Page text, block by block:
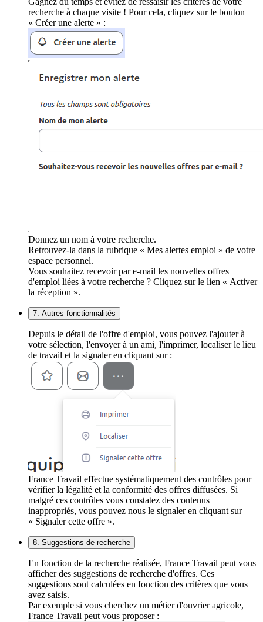
recherche à chaque visite ! Pour cela, cliquez sur le bouton
« Créer une alerte » :
Donnez un nom à votre recherche.
Retrouvez-la dans la rubrique « Mes alertes emploi » de votre
espace personnel.
Vous souhaitez recevoir par e-mail les nouvelles offres
d'emploi liées à votre recherche ? Cliquez sur le lien « Activer
la réception ».
7. Autres fonctionnalités
Depuis le détail de l'offre d'emploi, vous pouvez l'ajouter à
votre sélection, l'envoyer à un ami, l'imprimer, localiser le lieu
de travail et la signaler en cliquant sur :
France Travail effectue systématiquement des contrôles pour
vérifier la légalité et la conformité des offres diffusées. Si
malgré ces contrôles vous constatez des contenus
inappropriés, vous pouvez nous le signaler en cliquant sur
« Signaler cette offre ».
8. Suggestions de recherche
En fonction de la recherche réalisée, France Travail peut vous
afficher des suggestions de recherche d'offres. Ces
suggestions sont calculées en fonction des critères que vous
avez saisis.
Par exemple si vous cherchez un métier d'ouvrier agricole,
France Travail peut vous proposer :